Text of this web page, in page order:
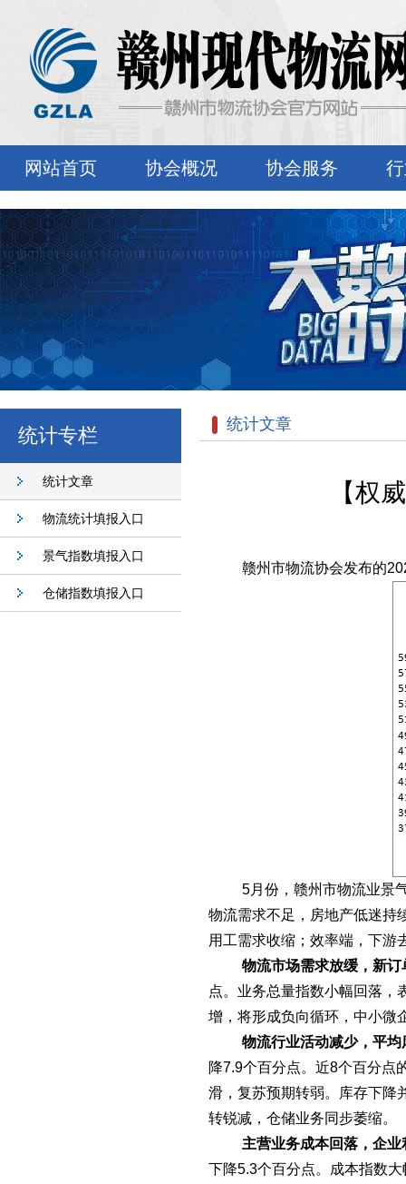
网站首页 协会概况 协会服务
统计专栏
统计文章
物流统计填报入口
景气指数填报入口
仓储指数填报入口
统计文章
【权
赣州市物流协会发布的
5月份，赣州市物流业景
物流需求不足，房地产低迷持
用工需求收缩；效率端，下游
物流市场需求放缓，新
点。业务总量指数小幅回落，
增，将形成负向循环，中小微
物流行业活动减少，平均
降7.9个百分点。近8个百分点
滑，复苏预期转弱。库存下降
转锐减，仓储业务同步萎缩。
主营业务成本回落，企业
下降5.3个百分点。成本指数